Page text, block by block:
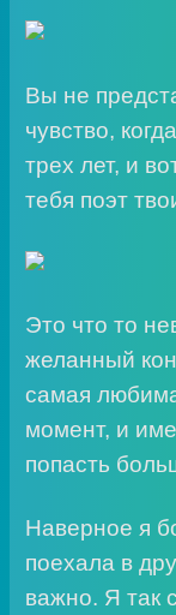
Вы не
чувство,
трех лет, и
тебя поэт
Это что то
желанный
самая
момент, и
попасть
Наверное я
поехала в
важно. Я так